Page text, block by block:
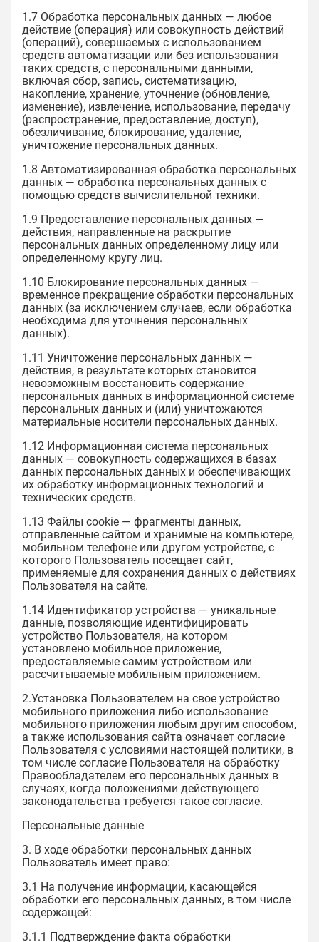
1.7 Обработка персональных данных — любое
действие (операция) или совокупность действий
(операций), совершаемых с использованием
средств автоматизации или без использования
таких средств, с персональными данными,
включая сбор, запись, систематизацию,
накопление, хранение, уточнение (обновление,
изменение), извлечение, использование, передачу
(распространение, предоставление, доступ),
обезличивание, блокирование, удаление,
уничтожение персональных данных.
1.8 Автоматизированная обработка персональных
данных — обработка персональных данных с
помощью средств вычислительной техники.
1.9 Предоставление персональных данных —
действия, направленные на раскрытие
персональных данных определенному лицу или
определенному кругу лиц.
1.10 Блокирование персональных данных —
временное прекращение обработки персональных
данных (за исключением случаев, если обработка
необходима для уточнения персональных
данных).
1.11 Уничтожение персональных данных —
действия, в результате которых становится
невозможным восстановить содержание
персональных данных в информационной системе
персональных данных и (или) уничтожаются
материальные носители персональных данных.
1.12 Информационная система персональных
данных — совокупность содержащихся в базах
данных персональных данных и обеспечивающих
их обработку информационных технологий и
технических средств.
1.13 Файлы cookie — фрагменты данных,
отправленные сайтом и хранимые на компьютере,
мобильном телефоне или другом устройстве, с
которого Пользователь посещает сайт,
применяемые для сохранения данных о действиях
Пользователя на сайте.
1.14 Идентификатор устройства — уникальные
данные, позволяющие идентифицировать
устройство Пользователя, на котором
установлено мобильное приложение,
предоставляемые самим устройством или
рассчитываемые мобильным приложением.
2.Установка Пользователем на свое устройство
мобильного приложения либо использование
мобильного приложения любым другим способом,
а также использования сайта означает согласие
Пользователя с условиями настоящей политики, в
том числе согласие Пользователя на обработку
Правообладателем его персональных данных в
случаях, когда положениями действующего
законодательства требуется такое согласие.
Персональные данные
3. В ходе обработки персональных данных
Пользователь имеет право:
3.1 На получение информации, касающейся
обработки его персональных данных, в том числе
содержащей:
3.1.1 Подтверждение факта обработки